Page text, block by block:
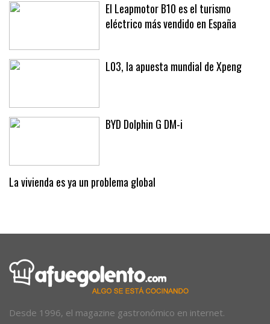
El Leapmotor B10 es el turismo
eléctrico más vendido en España
L03, la apuesta mundial de Xpeng
BYD Dolphin G DM-i
La vivienda es ya un problema global
Desde 1996, el magazine gastronómico en internet.